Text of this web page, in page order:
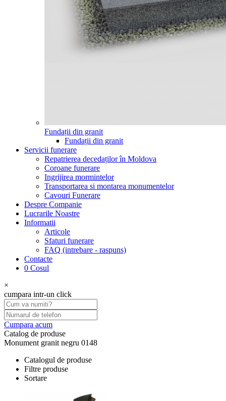
Fundații din granit
Fundații din granit
Servicii funerare
Repatrierea decedaților în Moldova
Coroane funerare
Ingrijirea mormintelor
Transportarea si montarea monumentelor
Cavouri Funerare
Despre Companie
Lucrarile Noastre
Informatii
Articole
Sfaturi funerare
FAQ (intrebare - raspuns)
Contacte
0 Cosul
×
cumpara intr-un click
Cumpara acum
Catalog de produse
Monument granit negru 0148
Catalogul de produse
Filtre produse
Sortare